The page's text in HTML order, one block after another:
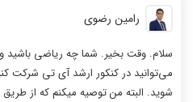
رامین رضوی
سلام. وقت بخیر. شما چه ریاضی باشید
می‌توانید در کنکور ارشد آی تی شرکت
شوید. البته من توصیه میکنم که از